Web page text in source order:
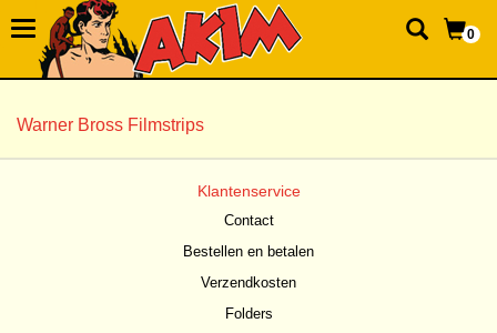
0
Warner Bross Filmstrips
Klantenservice
Contact
Bestellen en betalen
Verzendkosten
Folders